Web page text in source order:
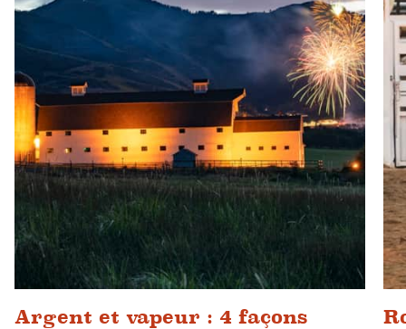
Argent et vapeur : 4 façons